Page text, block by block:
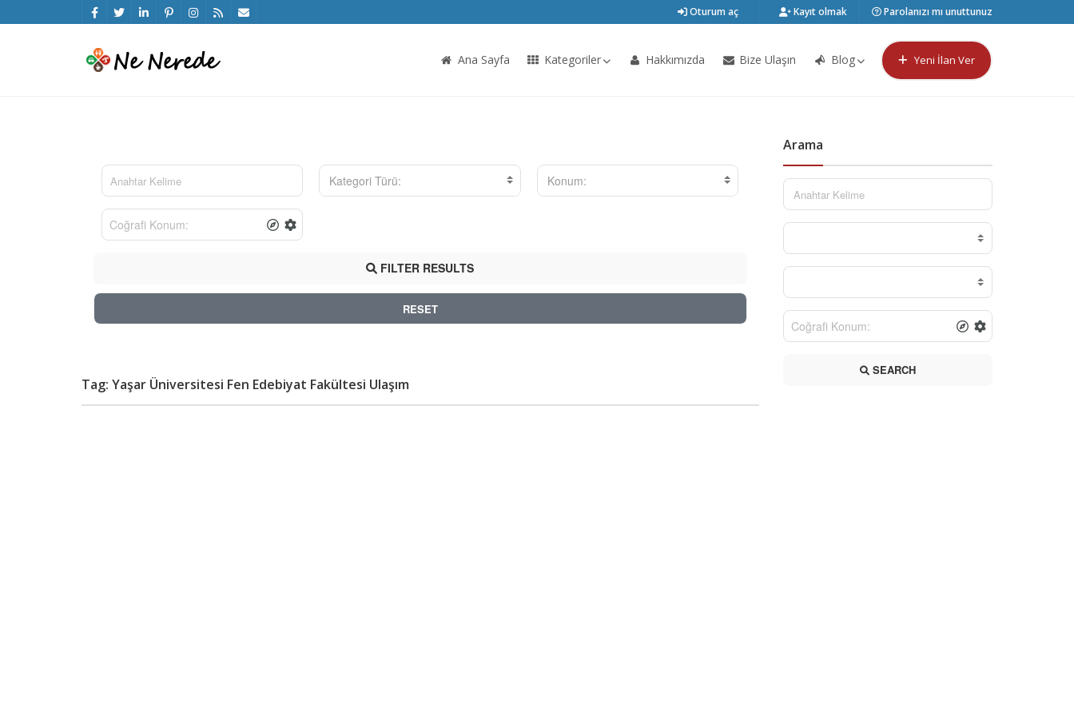
Oturum aç Kayıt olmak Parolanızı mı unuttunuz
Ana Sayfa Kategoriler Hakkımızda Bize Ulaşın Blog Yeni İlan Ver
Kategori Türü: Konum:
FILTER RESULTS
RESET
Tag: Yaşar Üniversitesi Fen Edebiyat Fakültesi Ulaşım
Arama
SEARCH